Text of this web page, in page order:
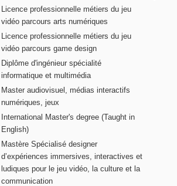
Licence professionnelle métiers du jeu
vidéo parcours arts numériques
Licence professionnelle métiers du jeu
vidéo parcours game design
Diplôme d'ingénieur spécialité
informatique et multimédia
Master audiovisuel, médias interactifs
numériques, jeux
International Master's degree (Taught in
English)
Mastère Spécialisé designer
d’expériences immersives, interactives et
ludiques pour le jeu vidéo, la culture et la
communication